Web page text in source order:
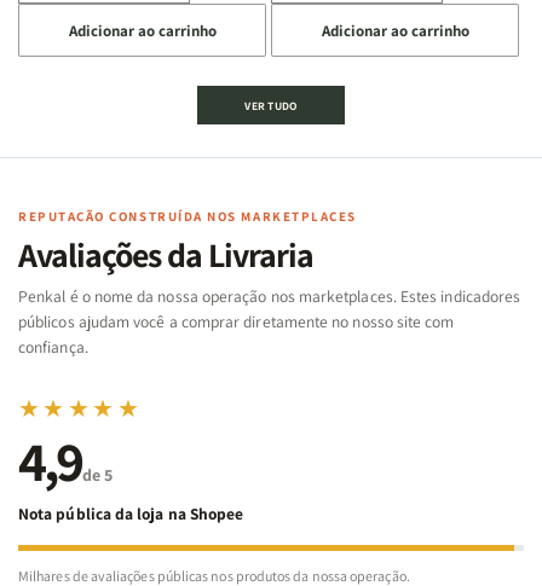
a
quantidade
de
Cartas
Famílias
Bíblia
-
Penkal
a
quantidade
de
Jogo
Cartas
Famílias
da
Bíblia
-
Penkal
Adicionar ao carrinho
a
quantidade
de
Jogo
|
de
a
quantidade
de
|
Adicionar ao carrinho
VER TUDO
REPUTAÇÃO CONSTRUÍDA NOS MARKETPLACES
Avaliações da Livraria
Penkal é o nome da nossa operação nos marketplaces. Estes indicadores
públicos ajudam você a comprar diretamente no nosso site com
confiança.
★★★★★
4,9de 5
Nota pública da loja na Shopee
Milhares de avaliações públicas nos produtos da nossa operação.